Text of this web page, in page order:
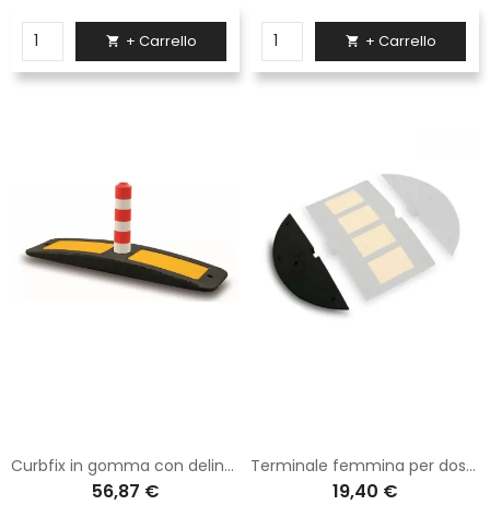
 + Carrello  + Carrello
Curbfix in gomma con delineatore cilindrico h 30 cm 3 fasce rifrangenti-Esclusi Tasselli
56,87 €
Terminale femmina per dosso rallentatore Sisas in gomma H. 3 cm dimensioni 60x27 cm
19,40 €